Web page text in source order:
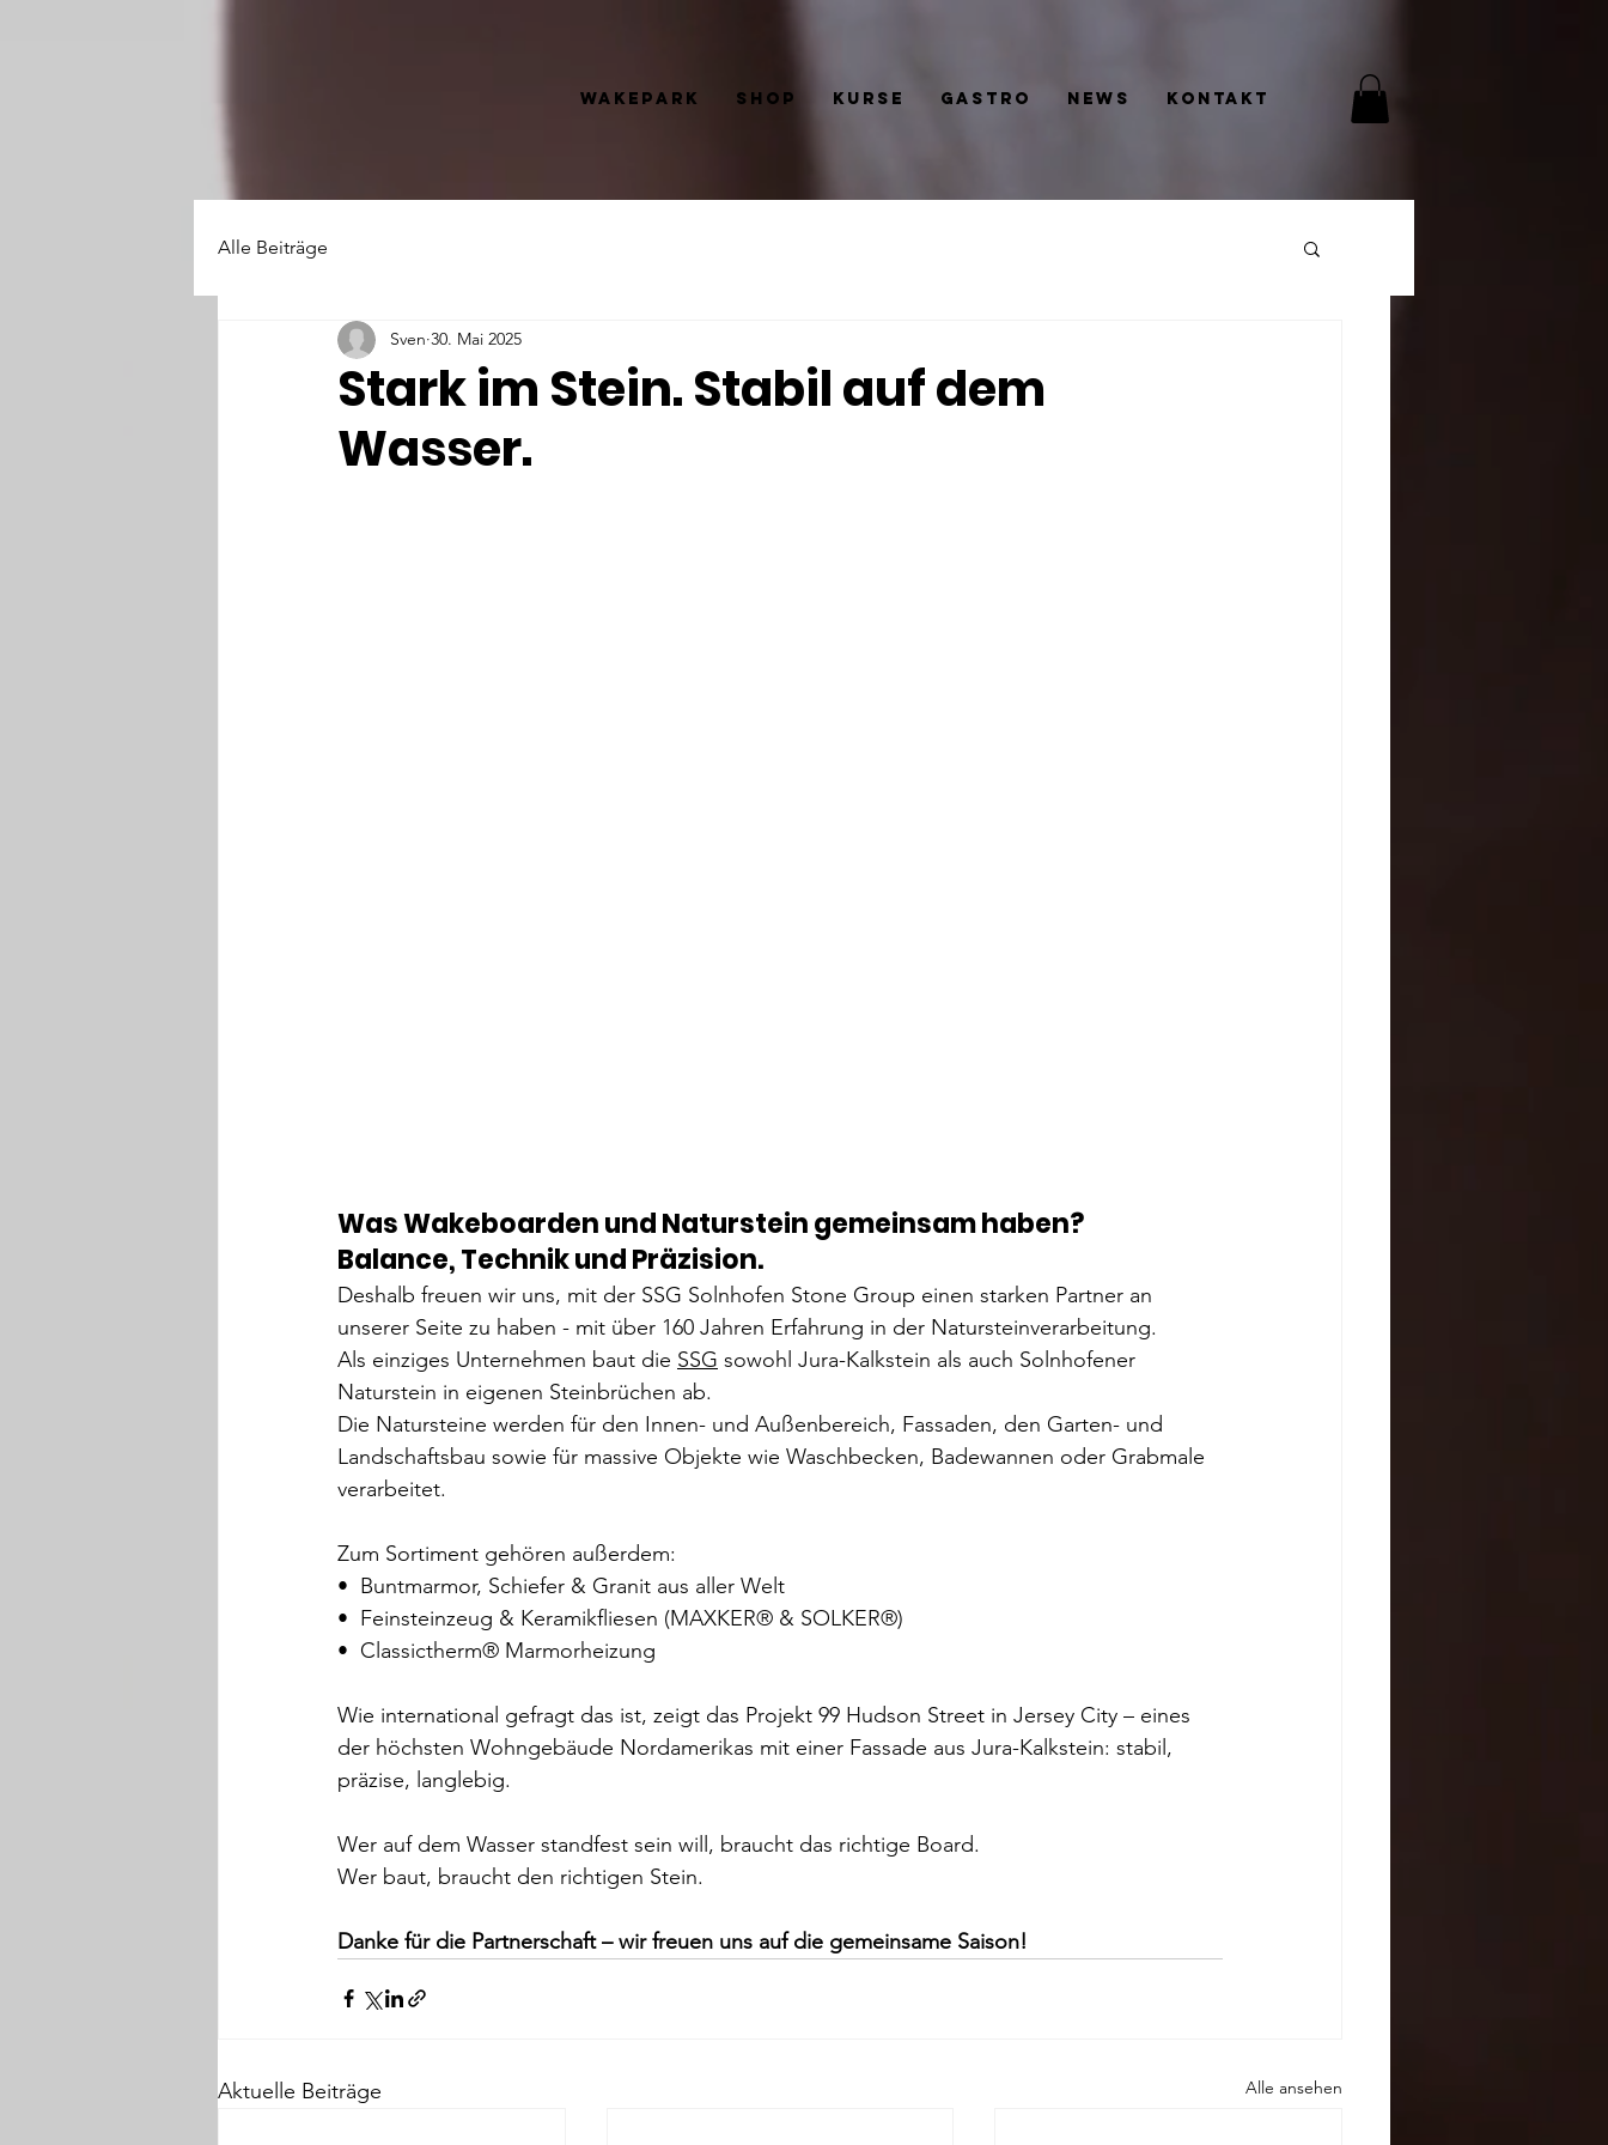
Wakepark Shop Kurse Gastro News Kontakt
Alle Beiträge
Stark im Stein. Stabil auf dem
Wasser.
Sven 30. Mai 2025
Was Wakeboarden und Naturstein gemeinsam haben?
Balance, Technik und Präzision.
Deshalb freuen wir uns, mit der SSG Solnhofen Stone Group einen starken Partner an
unserer Seite zu haben - mit über 160 Jahren Erfahrung in der Natursteinverarbeitung.
Als einziges Unternehmen baut die SSG sowohl Jura-Kalkstein als auch Solnhofener
Naturstein in eigenen Steinbrüchen ab.
Die Natursteine werden für den Innen- und Außenbereich, Fassaden, den Garten- und
Landschaftsbau sowie für massive Objekte wie Waschbecken, Badewannen oder Grabmale
verarbeitet.
Zum Sortiment gehören außerdem:
•⁠  ⁠Buntmarmor, Schiefer & Granit aus aller Welt
•⁠  ⁠Feinsteinzeug & Keramikfliesen (MAXKER®️ & SOLKER®️)
•⁠  ⁠Classictherm®️ Marmorheizung
Wie international gefragt das ist, zeigt das Projekt 99 Hudson Street in Jersey City – eines
der höchsten Wohngebäude Nordamerikas mit einer Fassade aus Jura-Kalkstein: stabil,
präzise, langlebig.
Wer auf dem Wasser standfest sein will, braucht das richtige Board.
Wer baut, braucht den richtigen Stein.
Danke für die Partnerschaft – wir freuen uns auf die gemeinsame Saison!
Aktuelle Beiträge Alle ansehen